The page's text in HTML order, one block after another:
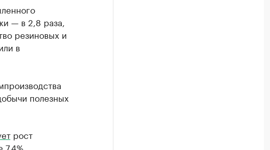
— в 2,8 раза,
резиновых и
в
полезных
рост